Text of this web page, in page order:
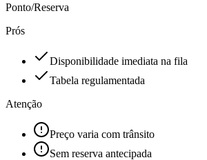
Ponto/Reserva
Prós
Disponibilidade imediata na fila
Tabela regulamentada
Atenção
Preço varia com trânsito
Sem reserva antecipada